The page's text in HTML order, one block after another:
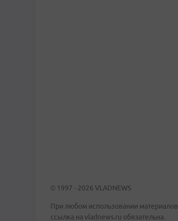
© 1997 - 2026 VLADNEWS
При любом использовании материалов
ссылка на vladnews.ru обязательна.